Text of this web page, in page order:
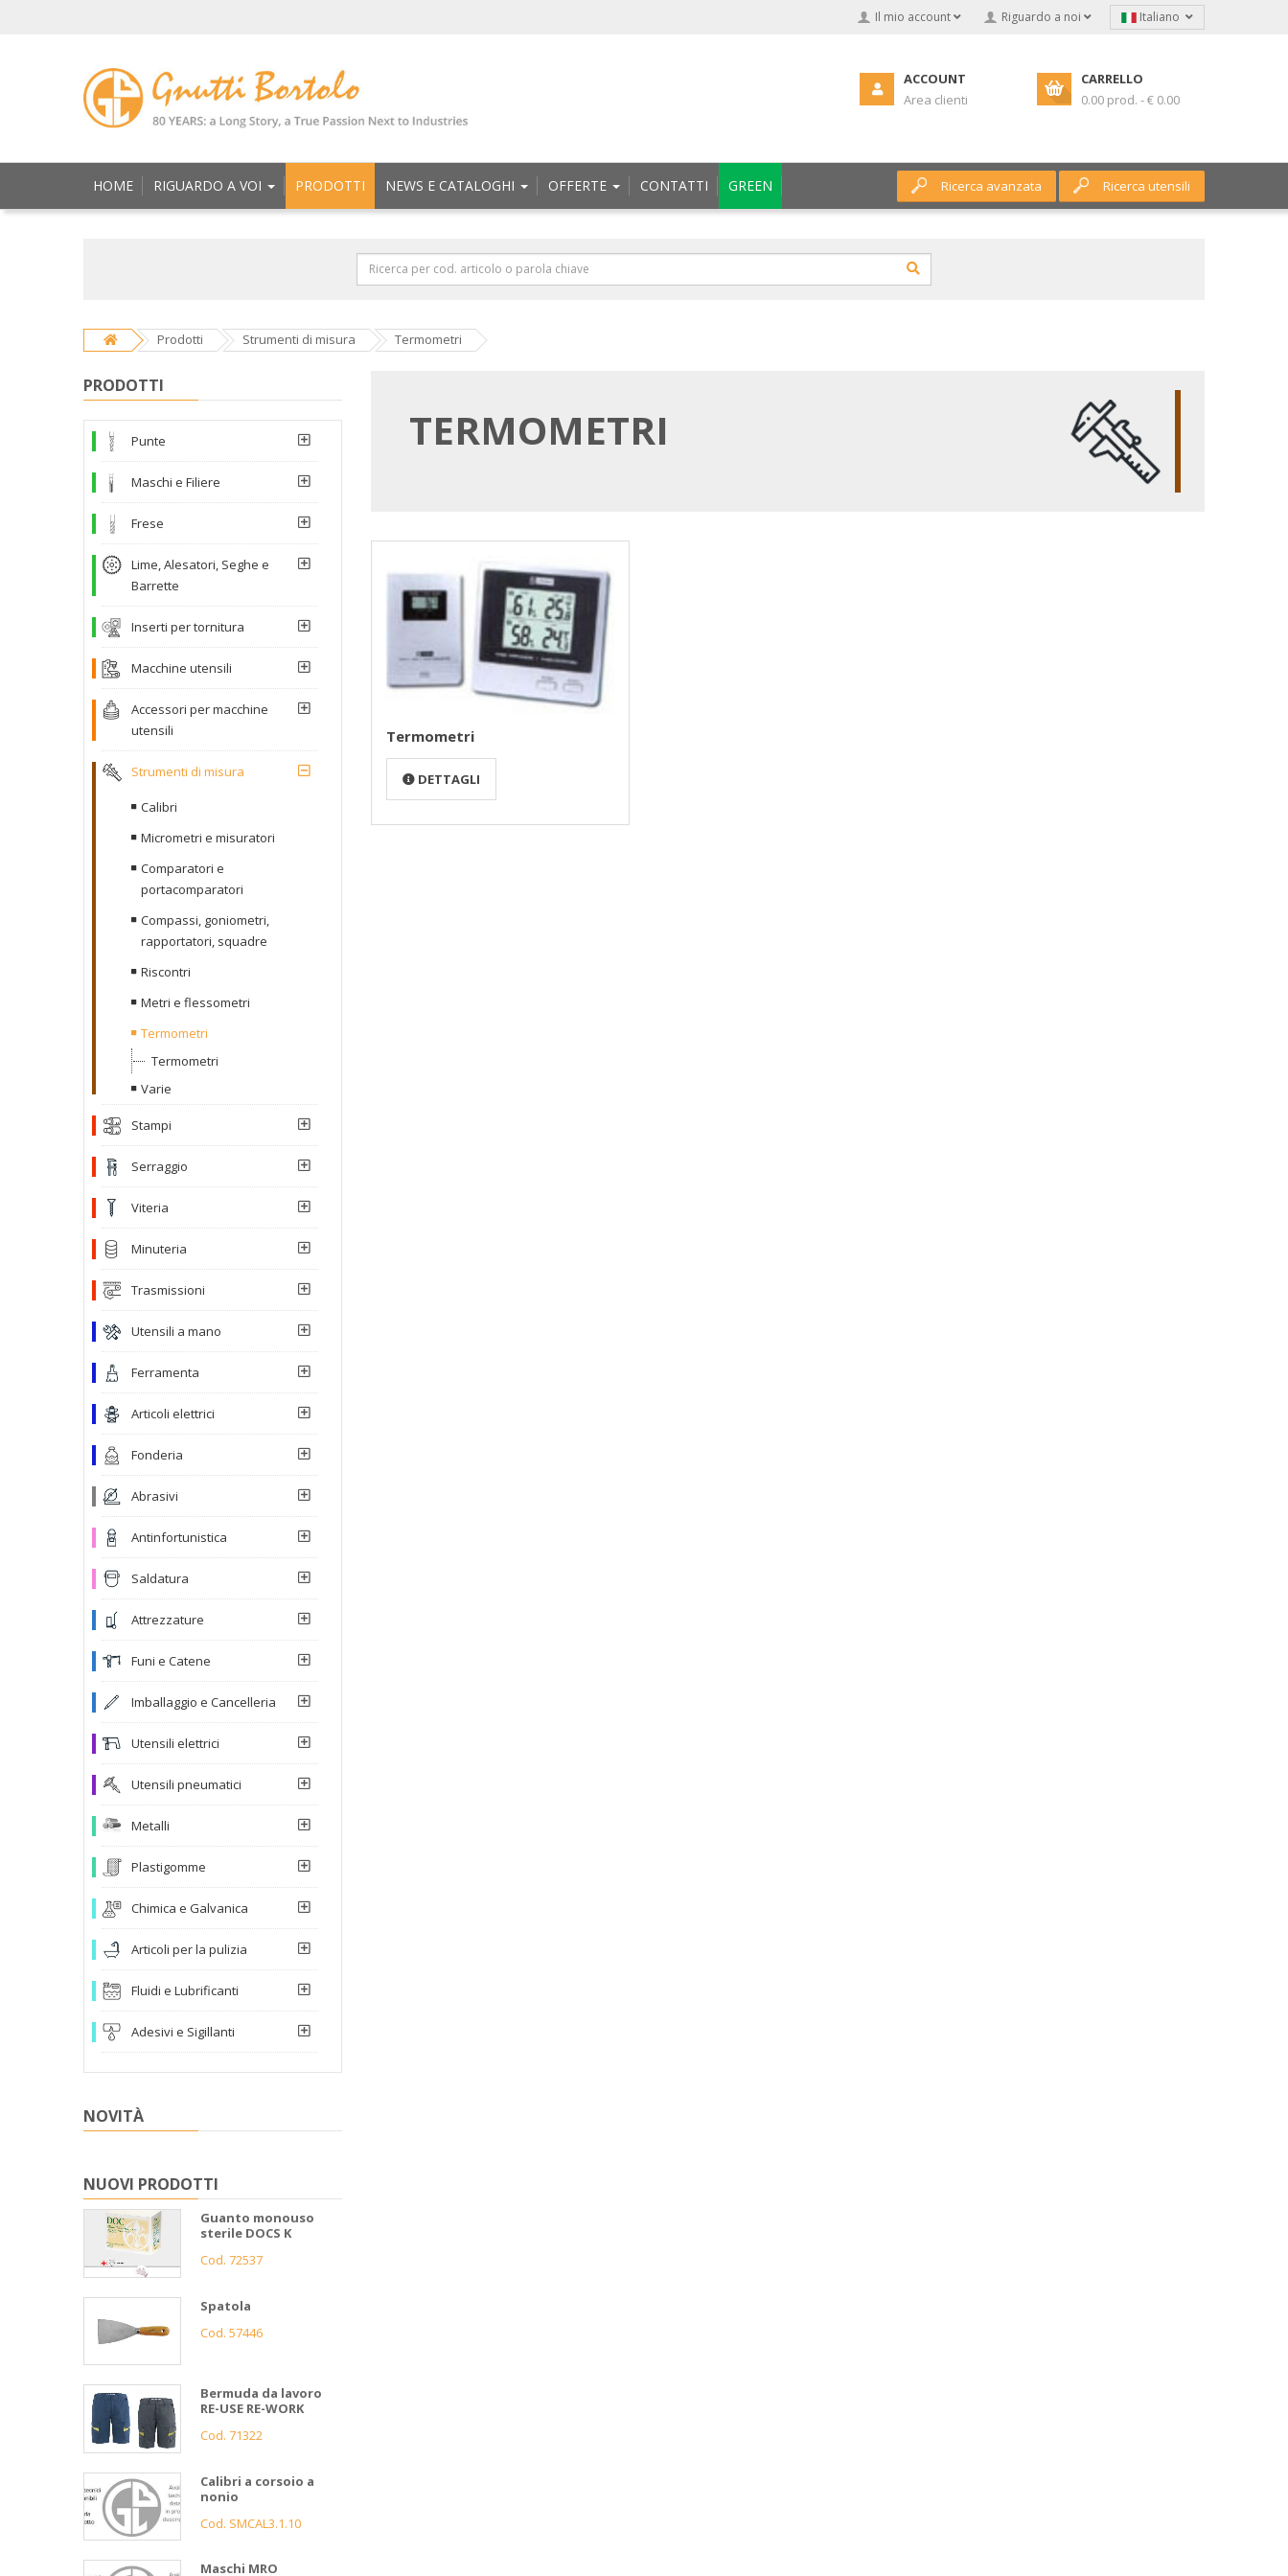
Il mio account Riguardo a noi Italiano
ACCOUNT
Area clienti
CARRELLO
0.00 prod. - € 0.00
HOME RIGUARDO A VOI PRODOTTI NEWS E CATALOGHI OFFERTE CONTATTI GREEN Ricerca avanzata Ricerca utensili
Prodotti Strumenti di misura Termometri
TERMOMETRI
Termometri
DETTAGLI
PRODOTTI
Punte
Maschi e Filiere
Frese
Lime, Alesatori, Seghe e
Barrette
Inserti per tornitura
Macchine utensili
Accessori per macchine
utensili
Strumenti di misura
Calibri
Micrometri e misuratori
Comparatori e
portacomparatori
Compassi, goniometri,
rapportatori, squadre
Riscontri
Metri e flessometri
Termometri
Termometri
Varie
Stampi
Serraggio
Viteria
Minuteria
Trasmissioni
Utensili a mano
Ferramenta
Articoli elettrici
Fonderia
Abrasivi
Antinfortunistica
Saldatura
Attrezzature
Funi e Catene
Imballaggio e Cancelleria
Utensili elettrici
Utensili pneumatici
Metalli
Plastigomme
Chimica e Galvanica
Articoli per la pulizia
Fluidi e Lubrificanti
Adesivi e Sigillanti
NOVITÀ
NUOVI PRODOTTI
Guanto monouso
sterile DOCS K
Cod. 72537
Spatola
Cod. 57446
Bermuda da lavoro
RE-USE RE-WORK
Cod. 71322
Calibri a corsoio a
nonio
Cod. SMCAL3.1.10
Maschi MRO